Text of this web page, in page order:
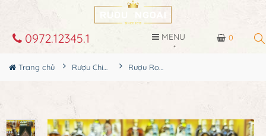
0
0972.12345.1 MENU
Trang chủ Rượu Chivas Rượu Royal Salute 30 YO - 2022